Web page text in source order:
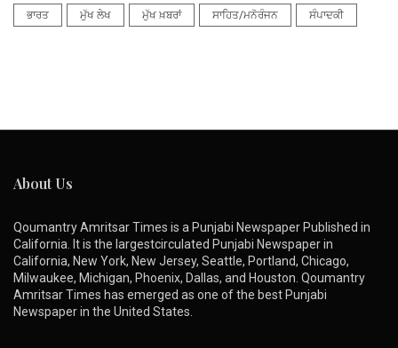
ਭਾਰਤ ਮੁੱਖ ਲੇਖ ਮੁੱਖ ਖ਼ਬਰਾਂ ਸਾਹਿਤ/ਮਨੋਰੰਜਨ ਸੰਪਾਦਕੀ
About Us
Qoumantry Amritsar Times is a Punjabi Newspaper Published in
California. It is the largestcirculated Punjabi Newspaper in
California, New York, New Jersey, Seattle, Portland, Chicago,
Milwaukee, Michigan, Phoenix, Dallas, and Houston. Qoumantry
Amritsar Times has emerged as one of the best Punjabi
Newspaper in the United States.